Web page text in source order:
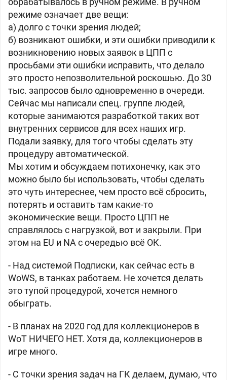
режиме означает две вещи:
а) долго с точки зрения людей;
б) возникают ошибки, и эти ошибки приводили к
возникновению новых заявок в ЦПП с
просьбами эти ошибки исправить, что делало
это просто непозволительной роскошью. До 30
тыс. запросов было одновременно в очереди.
Сейчас мы написали спец. группе людей,
которые занимаются разработкой таких вот
внутренних сервисов для всех наших игр.
Подали заявку, для того чтобы сделать эту
процедуру автоматической.
Мы хотим и обсуждаем потихонечку, как это
можно было бы использовать, чтобы сделать
это чуть интереснее, чем просто всё сбросить,
потерять и оставить там какие-то
экономические вещи. Просто ЦПП не
справлялось с нагрузкой, вот и закрыли. При
этом на EU и NA с очередью всё ОК.
- Над системой Подписки, как сейчас есть в
WoWS, в танках работаем. Не хочется делать
это тупой процедурой, хочется немного
обыграть.
- В планах на 2020 год для коллекционеров в
WoT НИЧЕГО НЕТ. Хотя да, коллекционеров в
игре много.
- С точки зрения задач на ГК делаем, думаю, что